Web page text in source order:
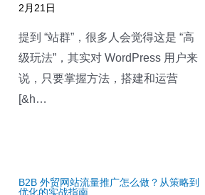
2月21日
提到 “站群”，很多人会觉得这是 “高
级玩法”，其实对 WordPress 用户来
说，只要掌握方法，搭建和运营
[&h…
B2B 外贸网站流量推广怎么做？从策略到
优化的实战指南